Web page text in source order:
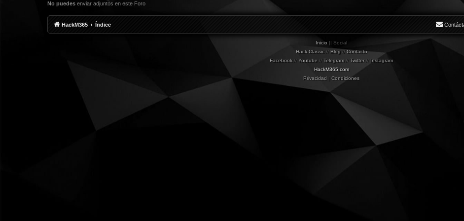
No puedes enviar adjuntos en este Foro
HackM365 Índice
Inicio || Social
Hack Classic// Blog// Contacto
Facebook // Youtube // Telegram// Twitter// Instagram
HackM365.com
Privacidad | Condiciones